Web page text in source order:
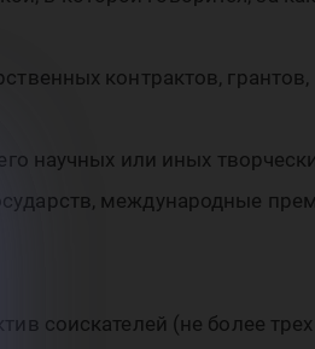
контрактов, грантов,
научных или иных
международные
соискателей (не более трех